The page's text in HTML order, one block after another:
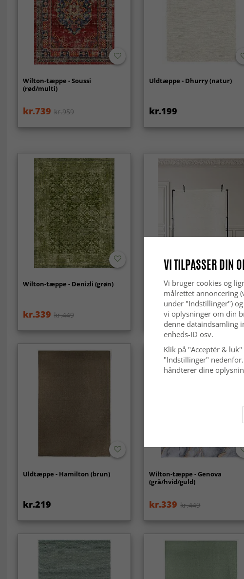
Wilton-tæppe - Soussi
(rød/multi)
kr.739 kr.959
Uldtæppe - Dhurry (natur)
kr.199
Wilton-tæppe - Denizli (grøn)
kr.339 kr.449
Uldtæppe - Coastal (hvid)
kr.219
Uldtæppe - Hamilton (brun)
kr.219
Wilton-tæppe - Genova
(grå/hvid/guld)
kr.339 kr.449
VI TILPASSER DIN
Vi bruger cookies og
målrettet annoncering
under "Indstillinger")
vi oplysninger om din
denne dataindsamling
enheds-ID osv.
Klik på "Acceptér &
"Indstillinger"
håndterer dine